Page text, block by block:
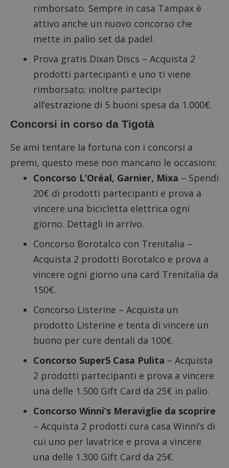
rimborsato. Sempre in casa Tampax è
attivo anche un nuovo concorso che
mette in palio set da padel.
Prova gratis Dixan Discs – Acquista 2
prodotti partecipanti e uno ti viene
rimborsato; inoltre partecipi
all’estrazione di 5 buoni spesa da 1.000€.
Concorsi in corso da Tigotà
Se ami tentare la fortuna con i concorsi a
premi, questo mese non mancano le occasioni:
Concorso L’Oréal, Garnier, Mixa – Spendi
20€ di prodotti partecipanti e prova a
vincere una bicicletta elettrica ogni
giorno. Dettagli in arrivo.
Concorso Borotalco con Trenitalia –
Acquista 2 prodotti Borotalco e prova a
vincere ogni giorno una card Trenitalia da
150€.
Concorso Listerine – Acquista un
prodotto Listerine e tenta di vincere un
buono per cure dentali da 100€.
Concorso Super5 Casa Pulita – Acquista
2 prodotti partecipanti e prova a vincere
una delle 1.500 Gift Card da 25€ in palio.
Concorso Winni’s Meraviglie da scoprire
– Acquista 2 prodotti cura casa Winni’s di
cui uno per lavatrice e prova a vincere
una delle 1.300 Gift Card da 25€.